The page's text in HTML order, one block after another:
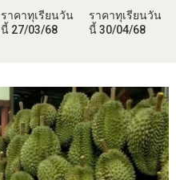
ราคาทุเรียนวัน
นี้ 27/03/68
ราคาทุเรียนวัน
นี้ 30/04/68